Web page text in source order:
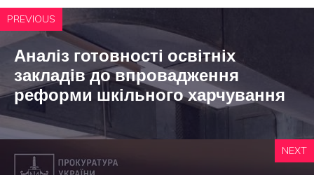
PREVIOUS
Аналіз готовності освітніх
закладів до впровадження
реформи шкільного харчування
NEXT